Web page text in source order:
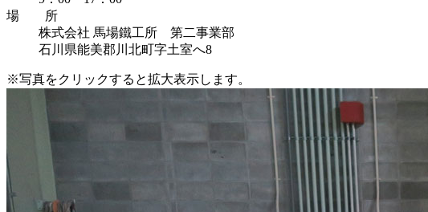
場 所
株式会社 馬場鐵工所 第二事業部
石川県能美郡川北町字土室へ8
※写真をクリックすると拡大表示します。